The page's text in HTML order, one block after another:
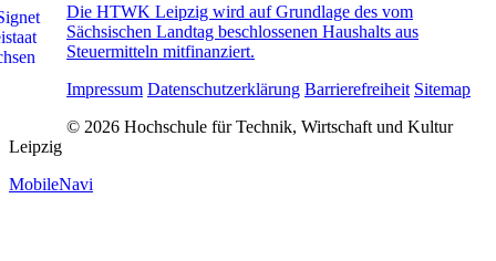
Die HTWK Leipzig wird auf Grundlage des vom
Sächsischen Landtag beschlossenen Haushalts aus
Steuermitteln mitfinanziert.
Impressum Datenschutzerklärung Barrierefreiheit Sitemap
© 2026 Hochschule für Technik, Wirtschaft und Kultur
Leipzig
MobileNavi